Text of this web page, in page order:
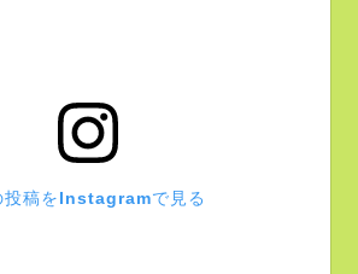
投稿をInstagramで見る